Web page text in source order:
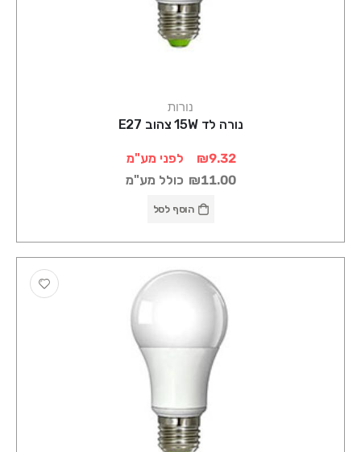
נורות
נורה לד 15W צהוב E27
₪9.32
לפני מע"מ
₪11.00 כולל מע"מ
הוסף לסל